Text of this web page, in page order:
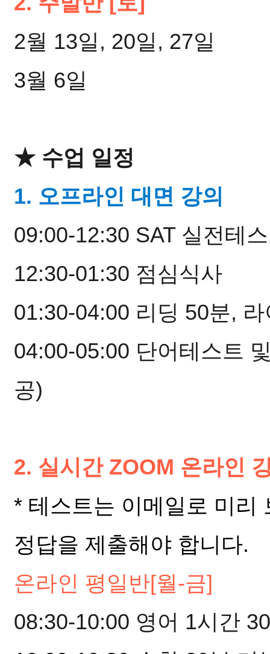
2월 13일, 20일, 27일
3월 6일
★ 수업 일정
1. 오프라인 대면 강의
09:00-12:30 SAT 실전테
12:30-01:30 점심식사
01:30-04:00 리딩 50분,
04:00-05:00 단어테스트
공)
2. 실시간 ZOOM 온라인
* 테스트는 이메일로 미리
정답을 제출해야 합니다.
온라인 평일반[월-금]
08:30-10:00 영어 1시간